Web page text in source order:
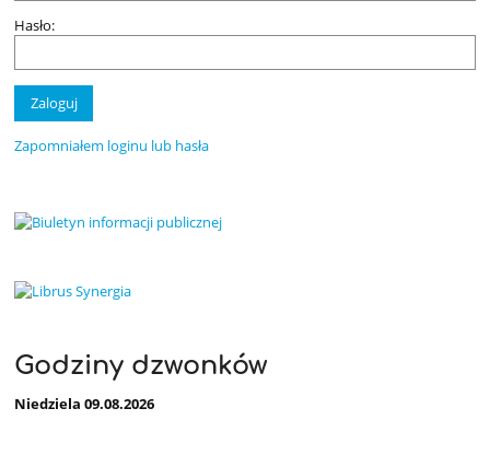
Hasło:
Zapomniałem loginu lub hasła
Godziny dzwonków
Niedziela 09.08.2026